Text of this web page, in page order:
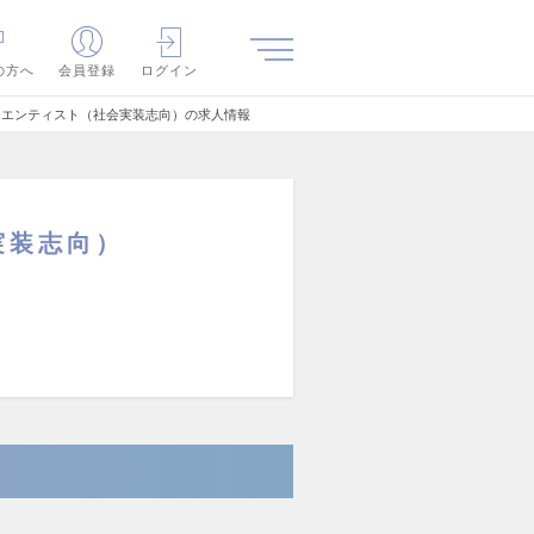
方へ 会員登録 ログイン
ンティスト（社会実装志向）の求人情報
志向）